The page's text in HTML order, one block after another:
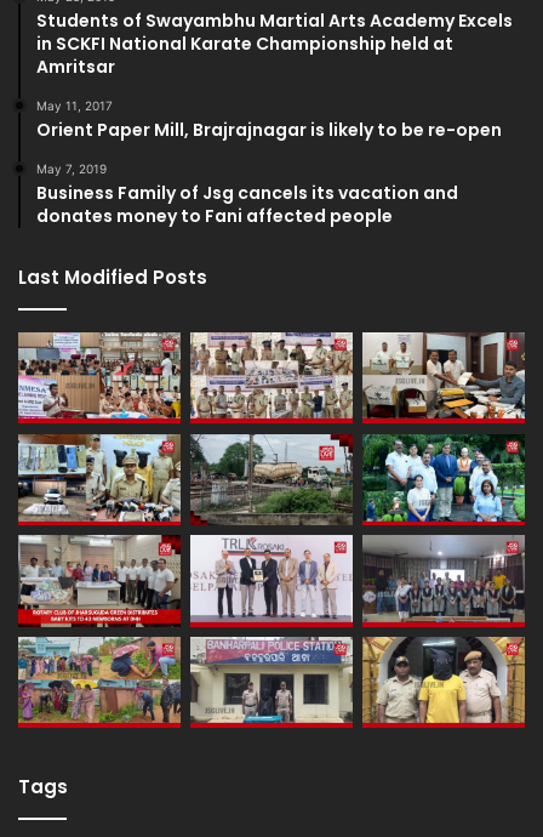
Students of Swayambhu Martial Arts Academy Excels
in SCKFI National Karate Championship held at
Amritsar
May 11, 2017
Orient Paper Mill, Brajrajnagar is likely to be re-open
May 7, 2019
Business Family of Jsg cancels its vacation and
donates money to Fani affected people
Last Modified Posts
Tags